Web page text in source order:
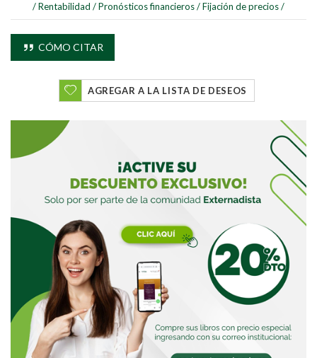
/Rentabilidad /Pronósticos financieros/Fijación de precios/
CÓMO CITAR
AGREGAR A LA LISTA DE DESEOS